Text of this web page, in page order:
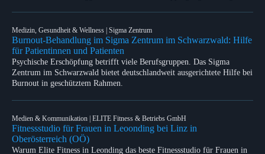
Medizin, Gesundheit & Wellness | Sigma Zentrum
Burnout-Behandlung im Sigma Zentrum im Schwarzwald: Hilfe
für Patientinnen und Patienten
Psychische Erschöpfung betrifft viele Berufsgruppen. Das Sigma
Zentrum im Schwarzwald bietet deutschlandweit ausgerichtete Hilfe bei
Burnout in geschütztem Rahmen.
Medien & Kommunikation | ELITE Fitness & Betriebs GmbH
Fitnessstudio für Frauen in Leoonding bei Linz in
Oberösterreich (OÖ)
Warum Elite Fitness in Leonding das beste Fitnessstudio für Frauen in